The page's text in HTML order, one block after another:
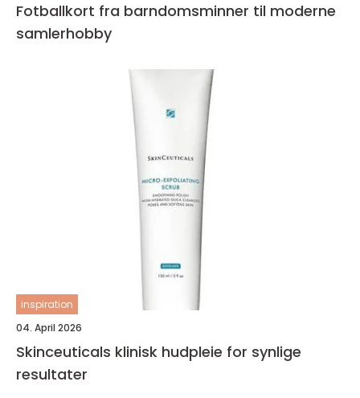
Fotballkort fra barndomsminner til moderne
samlerhobby
inspiration
04. April 2026
Skinceuticals klinisk hudpleie for synlige
resultater